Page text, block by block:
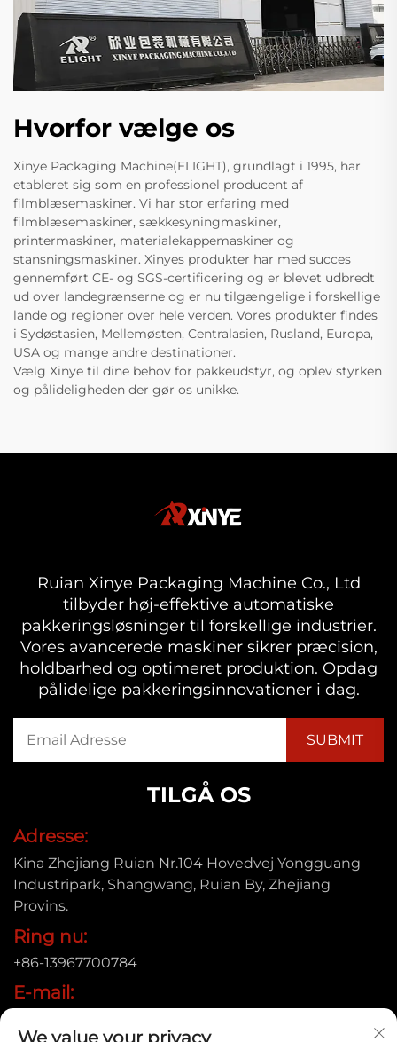
Hvorfor vælge os
Xinye Packaging Machine(ELIGHT), grundlagt i 1995, har
etableret sig som en professionel producent af
filmblæsemaskiner. Vi har stor erfaring med
filmblæsemaskiner, sækkesyningmaskiner,
printermaskiner, materialekappemaskiner og
stansningsmaskiner. Xinyes produkter har med succes
gennemført CE- og SGS-certificering og er blevet udbredt
ud over landegrænserne og er nu tilgængelige i forskellige
lande og regioner over hele verden. Vores produkter findes
i Sydøstasien, Mellemøsten, Centralasien, Rusland, Europa,
USA og mange andre destinationer.
Vælg Xinye til dine behov for pakkeudstyr, og oplev styrken
og pålideligheden der gør os unikke.
Ruian Xinye Packaging Machine Co., Ltd
tilbyder høj-effektive automatiske
pakkeringsløsninger til forskellige industrier.
Vores avancerede maskiner sikrer præcision,
holdbarhed og optimeret produktion. Opdag
pålidelige pakkeringsinnovationer i dag.
TILGÅ OS
Adresse:
Kina Zhejiang Ruian Nr.104 Hovedvej Yongguang
Industripark, Shangwang, Ruian By, Zhejiang
Provins.
Ring nu:
+86-13967700784
E-mail:
We value your privacy